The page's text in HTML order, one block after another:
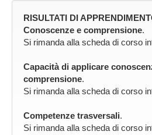
RISULTATI DI
Conoscenze e comprensione.
Si rimanda alla scheda di corso
Capacità di applicare
comprensione.
Si rimanda alla scheda di corso
Competenze trasversali.
Si rimanda alla scheda di corso